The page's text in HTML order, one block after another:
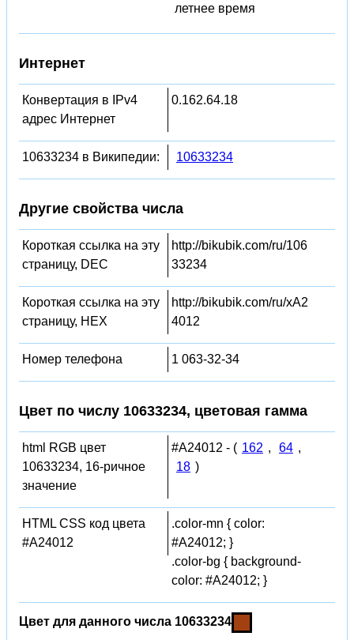
летнее время
Интернет
Конвертация в IPv4
адрес Интернет
0.162.64.18
10633234 в Википедии: 10633234
Другие свойства числа
Короткая ссылка на эту
страницу, DEC
http://bikubik.com/ru/106
33234
Короткая ссылка на эту
страницу, HEX
http://bikubik.com/ru/xA2
4012
Номер телефона 1 063-32-34
Цвет по числу 10633234, цветовая гамма
html RGB цвет
10633234, 16-ричное
значение
#A24012 - ( 162 , 64 ,
18 )
HTML CSS код цвета
#A24012
.color-mn { color:
#A24012; }
.color-bg { background-
color: #A24012; }
Цвет для данного числа 10633234